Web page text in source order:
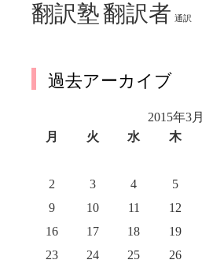
翻訳塾翻訳者 通訳
過去アーカイブ
2015年3月
月
火 水 木
2
3 4 5
9
10 11 12
16
17 18 19
23
24 25 26